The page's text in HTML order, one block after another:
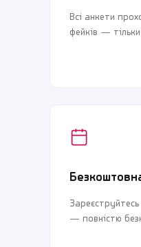
Всі анкети
фейків —
— повністю